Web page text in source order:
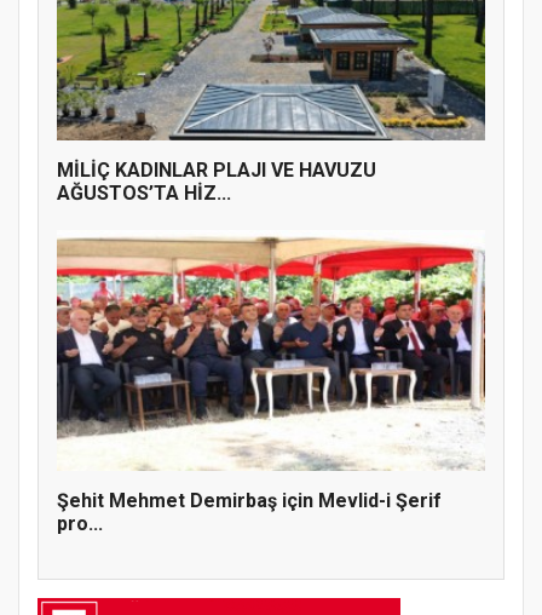
MİLİÇ KADINLAR PLAJI VE HAVUZU
AĞUSTOS’TA HİZ...
Şehit Mehmet Demirbaş için Mevlid-i Şerif
pro...